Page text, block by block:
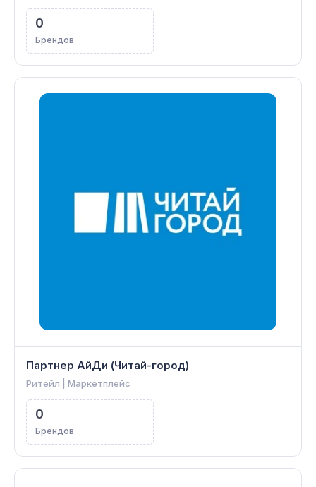
0
Брендов
Партнер АйДи (Читай-город)
Ритейл | Маркетплейс
0
Брендов